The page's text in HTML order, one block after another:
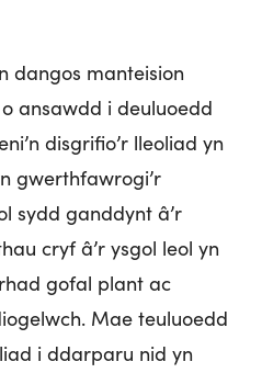
dangos manteision
ansawdd i deuluoedd
disgrifio’r lleoliad yn
gwerthfawrogi’r
sydd ganddynt â’r
cryf â’r ysgol leol yn
gofal plant ac
Mae teuluoedd
i ddarparu nid yn